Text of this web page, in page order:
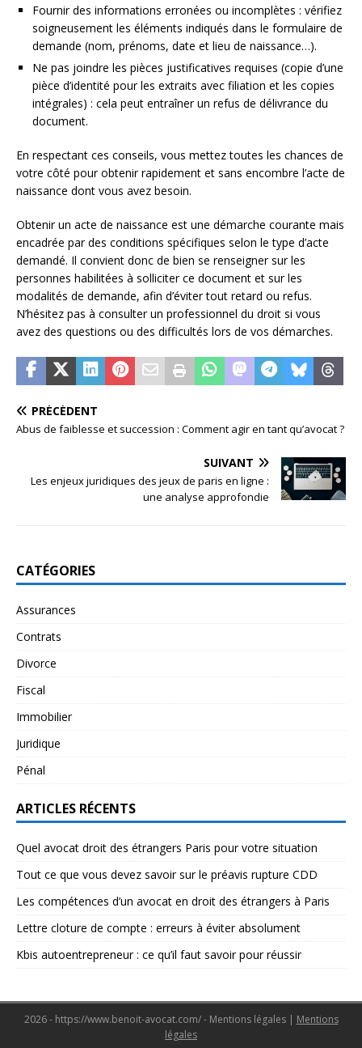
Fournir des informations erronées ou incomplètes : vérifiez
soigneusement les éléments indiqués dans le formulaire de
demande (nom, prénoms, date et lieu de naissance…).
Ne pas joindre les pièces justificatives requises (copie d’une
pièce d’identité pour les extraits avec filiation et les copies
intégrales) : cela peut entraîner un refus de délivrance du
document.
En respectant ces conseils, vous mettez toutes les chances de
votre côté pour obtenir rapidement et sans encombre l’acte de
naissance dont vous avez besoin.
Obtenir un acte de naissance est une démarche courante mais
encadrée par des conditions spécifiques selon le type d’acte
demandé. Il convient donc de bien se renseigner sur les
personnes habilitées à solliciter ce document et sur les
modalités de demande, afin d’éviter tout retard ou refus.
N’hésitez pas à consulter un professionnel du droit si vous
avez des questions ou des difficultés lors de vos démarches.
PRÉCÉDENT
Abus de faiblesse et succession : Comment agir en tant qu’avocat ?
SUIVANT
Les enjeux juridiques des jeux de paris en ligne :
une analyse approfondie
CATÉGORIES
Assurances
Contrats
Divorce
Fiscal
Immobilier
Juridique
Pénal
ARTICLES RÉCENTS
Quel avocat droit des étrangers Paris pour votre situation
Tout ce que vous devez savoir sur le préavis rupture CDD
Les compétences d’un avocat en droit des étrangers à Paris
Lettre cloture de compte : erreurs à éviter absolument
Kbis autoentrepreneur : ce qu’il faut savoir pour réussir
2026 - https://www.benoit-avocat.com/ - Mentions légales | Mentions
légales